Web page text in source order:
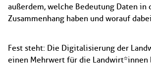
außerdem, welche Bedeutung Daten in
Zusammenhang haben und worauf
Fest steht: Die Digitalisierung der
einen Mehrwert für die Landwirt*innen